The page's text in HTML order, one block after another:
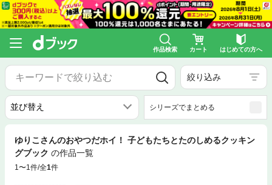
作品検索 カート はじめての方へ
絞り込み
シリーズでまとめる
ゆりこさんのおやつだホイ！ 子どもたちとたのしめるクッキン
グブック の作品一覧
1〜1件/全1件